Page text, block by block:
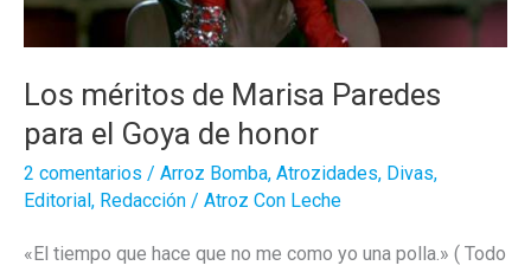
Los méritos de Marisa Paredes
para el Goya de honor
2 comentarios / Arroz Bomba, Atrozidades, Divas,
Editorial , Redacción / Atroz Con Leche
«El tiempo que hace que no me como yo una polla.» ( Todo